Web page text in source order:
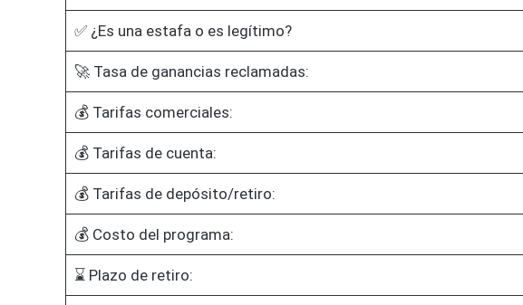
✅ ¿Es una estafa o es legítimo?
🚀 Tasa de ganancias reclamadas:
💰 Tarifas comerciales:
💰 Tarifas de cuenta:
💰 Tarifas de depósito/retiro:
💰 Costo del programa:
⌛ Plazo de retiro: